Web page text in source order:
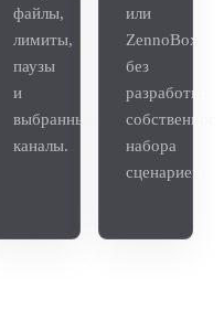
файлы,
лимиты,
паузы
и
выбранные
каналы.
или
ZennoBox
без
разработки
собственного
набора
сценариев.